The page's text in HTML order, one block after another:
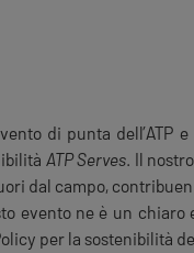
di punta dell’ATP
ATP Serves. Il
dal campo,
evento ne è un chiaro
per la sostenibilità